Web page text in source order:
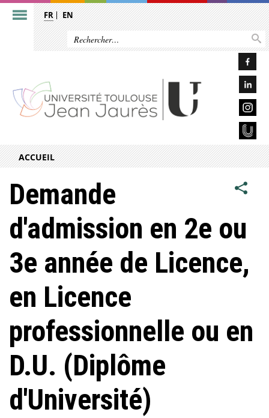
FR EN
ACCUEIL
Demande
d'admission en 2e ou
3e année de Licence,
en Licence
professionnelle ou en
D.U. (Diplôme
d'Université)